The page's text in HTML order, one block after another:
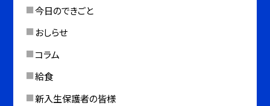
今日のできごと
おしらせ
コラム
給食
新入生保護者の皆様